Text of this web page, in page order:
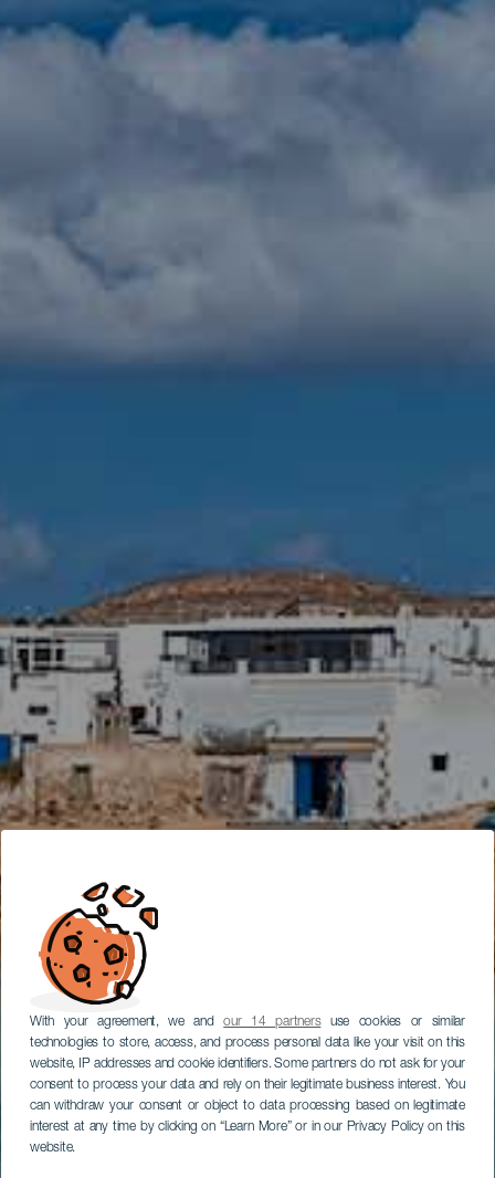
With your agreement, we andour 14 partnersuse cookies or similar
technologies to store, access, and process personal data like your visit on this
website, IP addresses and cookie identifiers. Some partners do not ask for your
consent to process your data and rely on their legitimate business interest. You
can withdraw your consent or object to data processing based on legitimate
interest at any time by clicking on “Learn More” or in our Privacy Policy on this
website.